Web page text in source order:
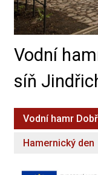
Vodní
síň
Vodní hamr
Hamernický den